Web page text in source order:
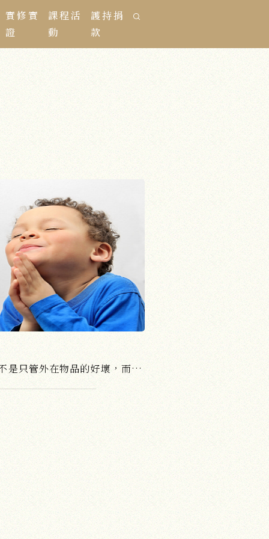
實修實
證
課程活
動
護持捐
款
供佛要了解它的精神所在，不是只管外在物品的好壞，而是表達你內心處於什麼樣的一個情況。